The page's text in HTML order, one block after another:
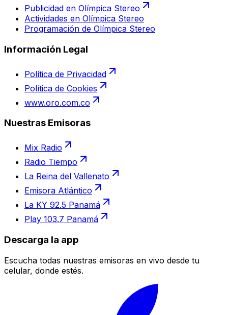
Publicidad en Olímpica Stereo
Actividades en Olímpica Stereo
Programación de Olímpica Stereo
Información Legal
Política de Privacidad
Política de Cookies
www.oro.com.co
Nuestras Emisoras
Mix Radio
Radio Tiempo
La Reina del Vallenato
Emisora Atlántico
La KY 92.5 Panamá
Play 103.7 Panamá
Descarga la app
Escucha todas nuestras emisoras en vivo desde tu
celular, donde estés.